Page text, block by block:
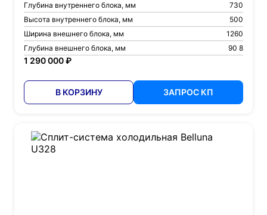
Глубина внутреннего блока, мм
730
Высота внутреннего блока, мм
500
Ширина внешнего блока, мм
1260
Глубина внешнего блока, мм
90 8
1 290 000 ₽
В КОРЗИНУ ЗАПРОС КП